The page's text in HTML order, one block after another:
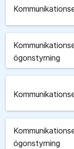
ögonstyrning
ögonstyrning